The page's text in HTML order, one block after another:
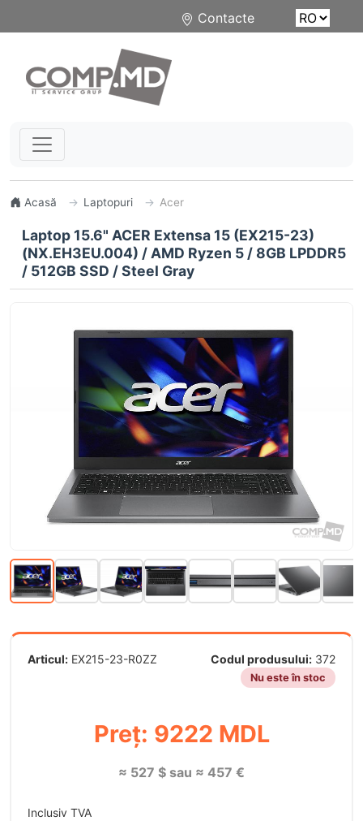
Contacte
Acasă Laptopuri Acer
Laptop 15.6" ACER Extensa 15 (EX215-23)
(NX.EH3EU.004) / AMD Ryzen 5 / 8GB LPDDR5
/ 512GB SSD / Steel Gray
Articul: EX215-23-R0ZZ Codul produsului: 372
Nu este în stoc
Preț: 9222 MDL
≈ 527 $ sau ≈ 457 €
Inclusiv TVA